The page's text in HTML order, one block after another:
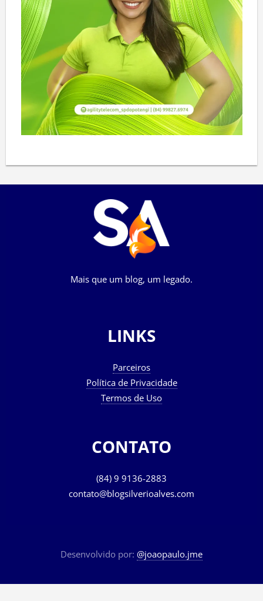
Mais que um blog, um legado.
LINKS
Parceiros
Política de Privacidade
Termos de Uso
CONTATO
(84) 9 9136-2883
contato@blogsilverioalves.com
Desenvolvido por: @joaopaulo.jme